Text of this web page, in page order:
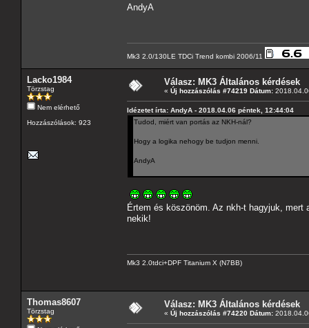
AndyA
Mk3 2.0/130LE TDCi Trend kombi 2006/11
Lacko1984
Törzstag
Nem elérhető
Hozzászólások: 923
Válasz: MK3 Általános kérdések
« Új hozzászólás #74219 Dátum:
Idézetet írta: AndyA - 2018.04.06 péntek, 12:44:04
Tudod, miért van portás az NKH-nál?
Hogy a logika nehogy be tudjon menni.
AndyA
Értem és köszönöm. Az nkh-t hagyjuk,
nekik!
Mk3 2.0tdci+DPF Titanium X (N7BB)
Thomas8607
Törzstag
Válasz: MK3 Általános kérdések
« Új hozzászólás #74220 Dátum: